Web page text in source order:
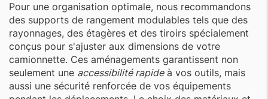
Pour une organisation optimale, nous recommandons
des supports de rangement modulables tels que des
rayonnages, des étagères et des tiroirs spécialement
conçus pour s'ajuster aux dimensions de votre
camionnette. Ces aménagements garantissent non
seulement une accessibilité rapideà vos outils, mais
aussi une sécurité renforcée de vos équipements